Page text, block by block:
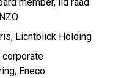
member, lid raad
Lichtblick Holding
Eneco